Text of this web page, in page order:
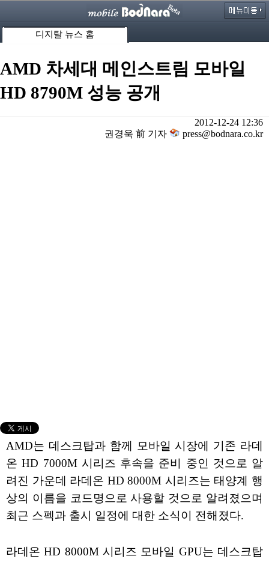
디지탈 뉴스 홈
AMD 차세대 메인스트림 모바일
HD 8790M 성능 공개
2012-12-24 12:36
권경욱 前 기자
press@bodnara.co.kr
AMD는 데스크탑과 함께 모바일 시장에 기존 라데
온 HD 7000M 시리즈 후속을 준비 중인 것으로 알
려진 가운데 라데온 HD 8000M 시리즈는 태양계 행
상의 이름을 코드명으로 사용할 것으로 알려졌으며
최근 스펙과 출시 일정에 대한 소식이 전해졌다.
라데온 HD 8000M 시리즈 모바일 GPU는 데스크탑